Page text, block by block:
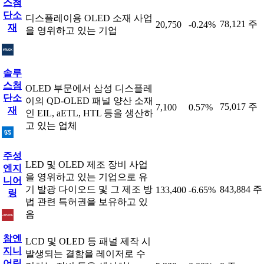
스첨
단소
재
디스플레이용 OLED 소재 사업
을 영위하고 있는 기업
20,750 -0.24% 78,121 주
솔루
스첨
단소
재
OLED 부문에서 삼성 디스플레
이의 QD-OLED 패널 양산 소재
인 EIL, aETL, HTL 등을 생산하
고 있는 업체
7,100 0.57% 75,017 주
주성
엔지
니어
링
LED 및 OLED 제조 장비 사업
을 영위하고 있는 기업으로 유
기 발광 다이오드 및 그 제조 방
법 관련 특허권을 보유하고 있
음
133,400 -6.65% 843,884 주
참엔
지니
LCD 및 OLED 등 패널 제작 시
발생되는 결함을 레이저로 수